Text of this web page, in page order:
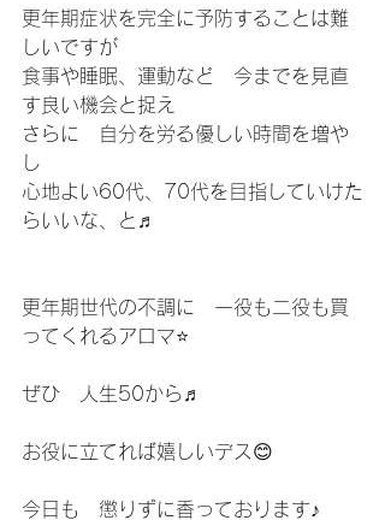
更年期症状を完全に予防することは難
しいですが
食事や睡眠、運動など　今までを見直
す良い機会と捉え
さらに　自分を労る優しい時間を増や
し
心地よい60代、70代を目指していけた
らいいな、と♬
更年期世代の不調に　一役も二役も買
ってくれるアロマ⭐️
ぜひ　人生50から♬
お役に立てれば嬉しいデス😊